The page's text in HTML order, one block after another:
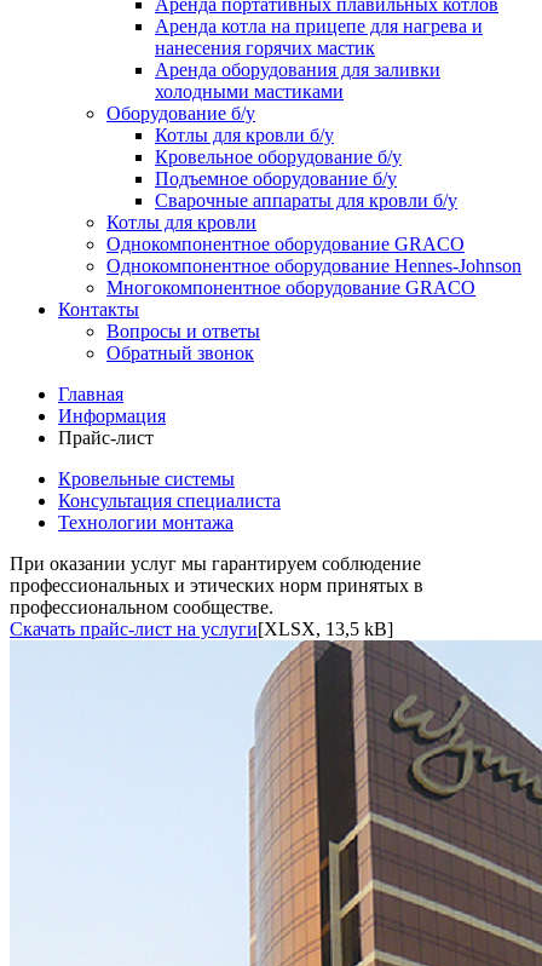
Аренда портативных плавильных котлов
Аренда котла на прицепе для нагрева и
нанесения горячих мастик
Аренда оборудования для заливки
холодными мастиками
Оборудование б/у
Котлы для кровли б/у
Кровельное оборудование б/у
Подъемное оборудование б/у
Сварочные аппараты для кровли б/у
Котлы для кровли
Однокомпонентное оборудование GRACO
Однокомпонентное оборудование Hennes-Johnson
Многокомпонентное оборудование GRACO
Контакты
Вопросы и ответы
Обратный звонок
Главная
Информация
Прайс-лист
Кровельные системы
Консультация специалиста
Технологии монтажа
При оказании услуг мы гарантируем соблюдение
профессиональных и этических норм принятых в
профессиональном сообществе.
Скачать прайс-лист на услуги[XLSX, 13,5 kB]